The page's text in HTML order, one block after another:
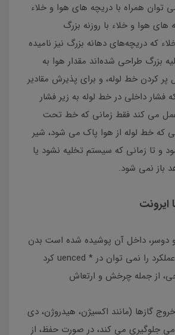
توان همراه با دریچه های هوا و خلاء
های هوا و خلاء با روزنه بزرگ
که دریچه‌های دهانه بزرگ نیز نامیده
بزرگ طراحی شده‌اند مقدار هوا به
پر کردن خط لوله، و برای پذیرش مقادیر
فشار داخلی در خط لوله به زیر فشار
می کند فقط زمانی که خط تحت
که خط لوله از هوا پاک می شود، شیر
و تا زمانی که سیستم تخلیه نشود یا
باز نمی شود.
ایرونت
دوسر، داخل آن پوشیده شده است بدن
به گونه ای که آن عملکرد را نمی توان در * uenced کرد
از جمله چرخش و ارتعاش
گازها (مانند اکسیژن، هیدروژن، دی
جلوگیری می کند، در صورت حفظ، از